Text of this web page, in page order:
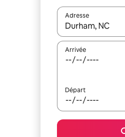
Adresse
Lorsque les
Arrivée
Départ